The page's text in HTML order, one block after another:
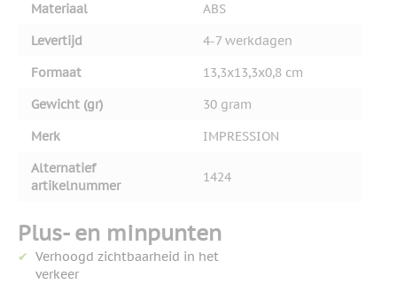
Materiaal
ABS
Levertijd
4-7 werkdagen
Formaat
13,3x13,3x0,8 cm
Gewicht (gr)
30 gram
Merk
IMPRESSION
Alternatief
artikelnummer
1424
Plus- en minpunten
Verhoogd zichtbaarheid in het
verkeer